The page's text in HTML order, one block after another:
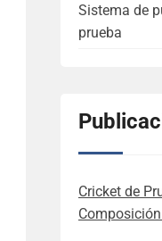
Sistema de
prueba
Cricket de